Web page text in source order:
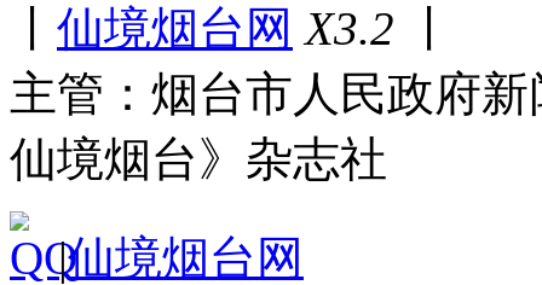
仙境烟台网 X3.2
主管：烟台市人民政府
仙境烟台》杂志社
|仙境烟台网